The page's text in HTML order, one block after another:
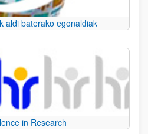
aldi baterako egonaldiak
in Research